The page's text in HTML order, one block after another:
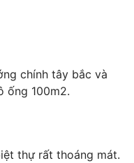
chính tây bắc và
ống 100m2.
thự rất thoáng mát.